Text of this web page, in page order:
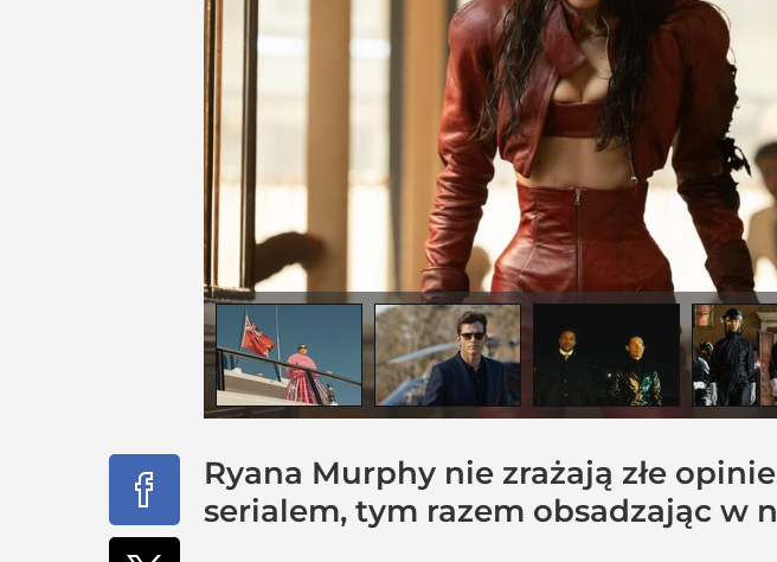
Ryana Murphy nie zrażają złe
serialem, tym razem obsadzając